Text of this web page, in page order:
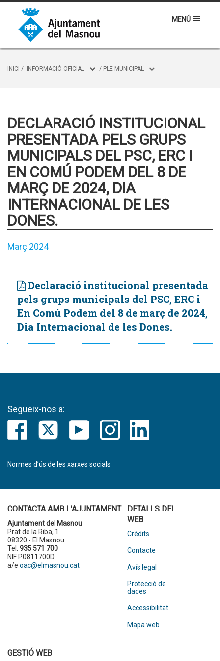
MENÚ
INICI / INFORMACIÓ OFICIAL / PLE MUNICIPAL
DECLARACIÓ INSTITUCIONAL
PRESENTADA PELS GRUPS
MUNICIPALS DEL PSC, ERC I
EN COMÚ PODEM DEL 8 DE
MARÇ DE 2024, DIA
INTERNACIONAL DE LES
DONES.
Març 2024
Declaració institucional presentada
pels grups municipals del PSC, ERC i
En Comú Podem del 8 de març de 2024,
Dia Internacional de les Dones.
Segueix-nos a:
Normes d’ús de les xarxes socials
CONTACTA AMB L'AJUNTAMENT
Ajuntament del Masnou
Prat de la Riba, 1
08320 - El Masnou
Tel. 935 571 700
NIF P0811700D
a/e oac@elmasnou.cat
DETALLS DEL
WEB
Crèdits
Contacte
Avís legal
Protecció de
dades
Accessibilitat
Mapa web
GESTIÓ WEB